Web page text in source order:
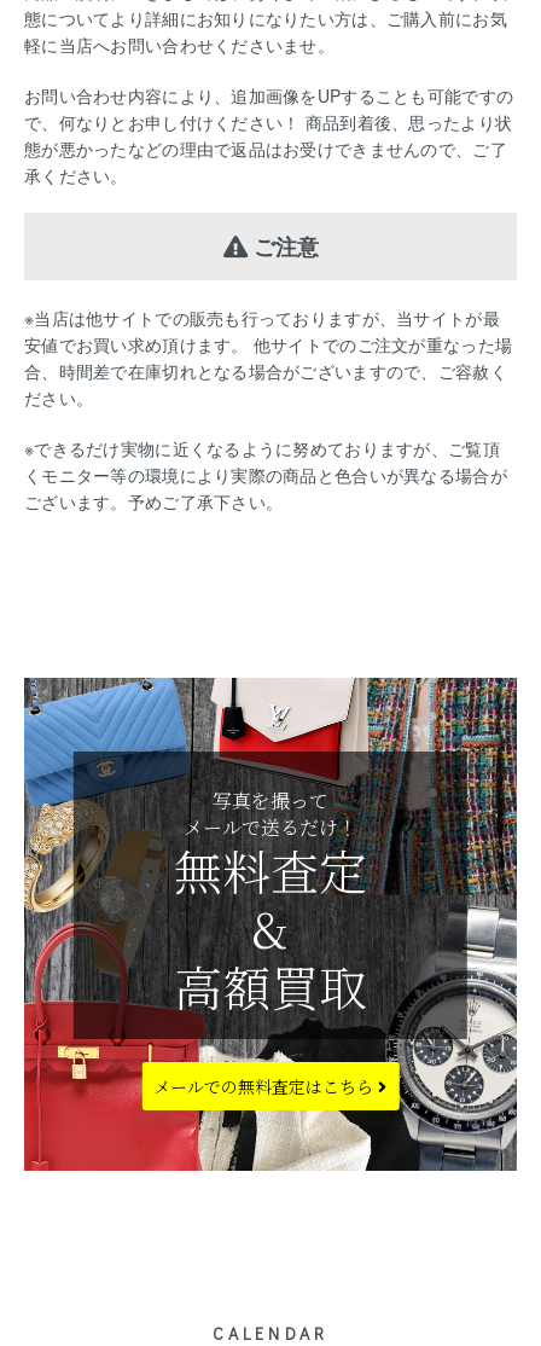
態についてより詳細にお知りになりたい方は、ご購入前にお気
軽に当店へお問い合わせくださいませ。
お問い合わせ内容により、追加画像をUPすることも可能ですの
で、何なりとお申し付けください！ 商品到着後、思ったより状
態が悪かったなどの理由で返品はお受けできませんので、ご了
承ください。
ご注意
※当店は他サイトでの販売も行っておりますが、当サイトが最
安値でお買い求め頂けます。 他サイトでのご注文が重なった場
合、時間差で在庫切れとなる場合がございますので、ご容赦く
ださい。
※できるだけ実物に近くなるように努めておりますが、ご覧頂
くモニター等の環境により実際の商品と色合いが異なる場合が
ございます。予めご了承下さい。
写真を撮って
メールで送るだけ！
無料査定
&
高額買取
メールでの無料査定はこちら
CALENDAR